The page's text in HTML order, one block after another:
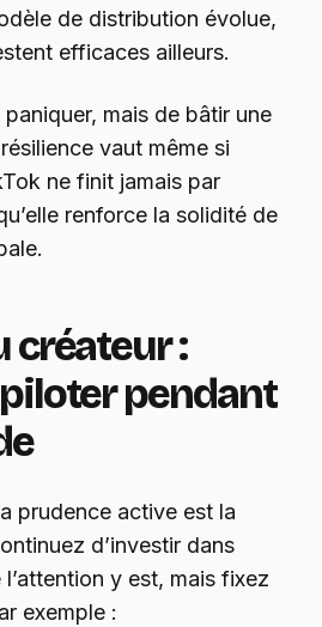
de distribution évolue,
efficaces ailleurs.
paniquer, mais de bâtir une
vaut même si
ne finit jamais par
renforce la solidité de
créateur :
pendant
prudence active est la
d’investir dans
l’attention y est, mais fixez
exemple :